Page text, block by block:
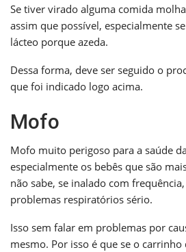
Se tiver virado alguma comida
assim que possível, especialmente
lácteo porque azeda.
Dessa forma, deve ser seguido o
que foi indicado logo acima.
Mofo
Mofo muito perigoso para a saúde
especialmente os bebês que são
não sabe, se inalado com
problemas respiratórios sério.
Isso sem falar em problemas por
mesmo. Por isso é que se o